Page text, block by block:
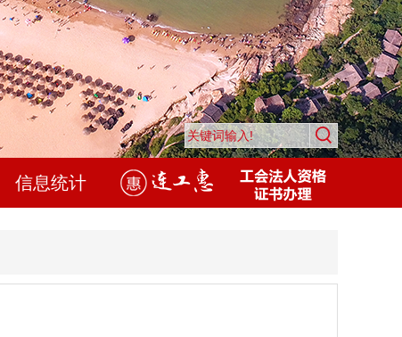
信息统计